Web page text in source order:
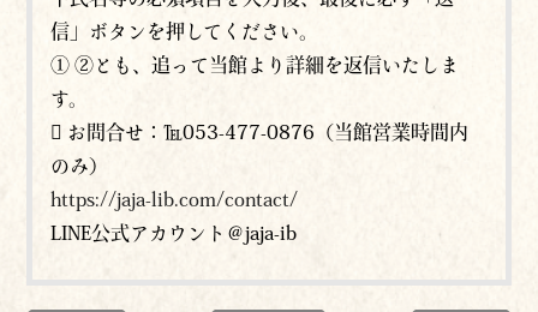
信」ボタンを押してください。
① ②とも、追って当館より詳細を返信いたしま
す。
 お問合せ：℡053-477-0876（当館営業時間内
のみ）
https://jaja-lib.com/contact/
LINE公式アカウント＠jaja-ib